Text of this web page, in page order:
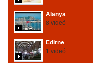
Alanya
8 videó
Edirne
1 videó